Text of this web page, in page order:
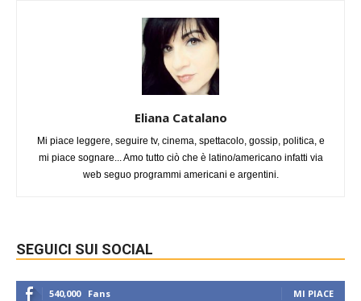
Eliana Catalano
Mi piace leggere, seguire tv, cinema, spettacolo, gossip, politica, e
mi piace sognare... Amo tutto ciò che è latino/americano infatti via
web seguo programmi americani e argentini.
SEGUICI SUI SOCIAL
540,000 Fans MI PIACE